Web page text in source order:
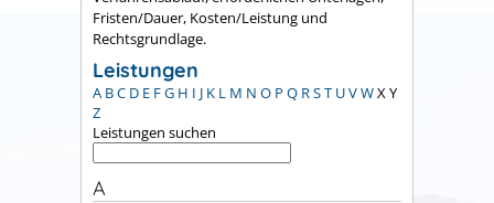
Fristen/Dauer, Kosten/Leistung und
Rechtsgrundlage.
Leistungen
A BC D E FG H I J K L M N O P Q RST UVWXY
Z
Leistungen suchen
A